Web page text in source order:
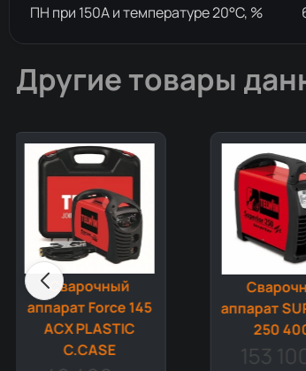
ПН при 150А и температуре 20°С, %
Другие товары
Сварочный
аппарат SUPERIOR
250 400V
153 100 р.
аппарат
230V
31